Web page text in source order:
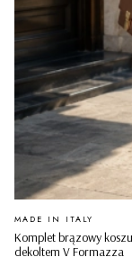
Komplet brązowy
dekoltem V Formazza
PRODUCENT
MADE IN ITALY